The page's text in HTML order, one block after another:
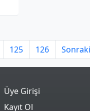
125 126 Sonraki
Üye Girişi
Kayıt Ol